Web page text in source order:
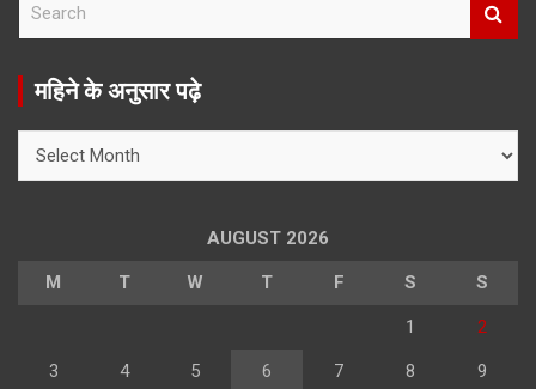
r
महिने के अनुसार पढ़े
AUGUST 2026
M T W T F S S
1 2
3 4 5 6 7 8 9